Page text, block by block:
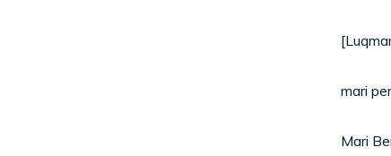
mari
Mari